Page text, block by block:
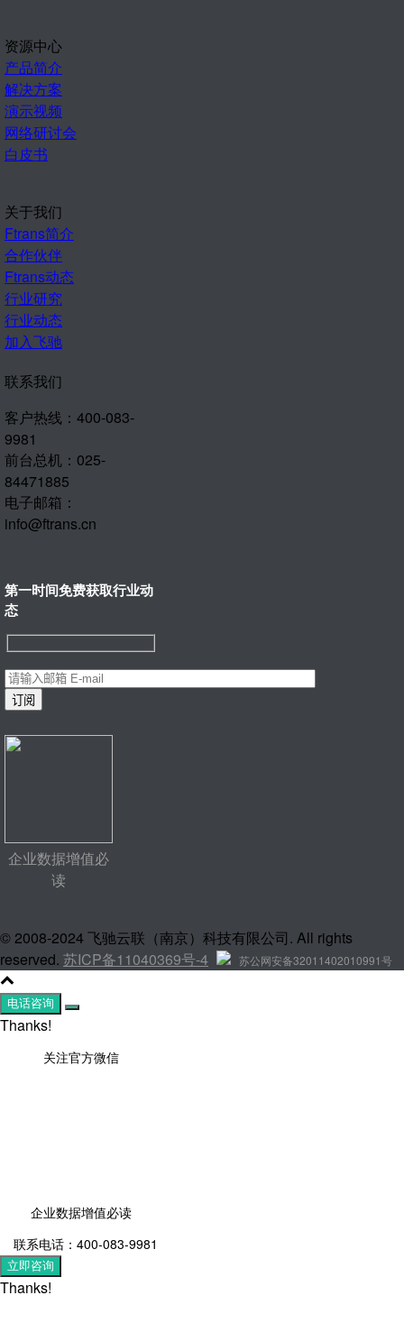
资源中心
产品简介
解决方案
演示视频
网络研讨会
白皮书
关于我们
Ftrans简介
合作伙伴
Ftrans动态
行业研究
行业动态
加入飞驰
联系我们
客户热线：400-083-
9981
前台总机：025-
84471885
电子邮箱：
info@ftrans.cn
第一时间免费获取行业动
态
企业数据增值必
读
© 2008-2024 飞驰云联（南京）科技有限公司. All rights
reserved. 苏ICP备11040369号-4 苏公网安备32011402010991号
电话咨询
Thanks!
关注官方微信
企业数据增值必读
联系电话：400-083-9981
立即咨询
Thanks!